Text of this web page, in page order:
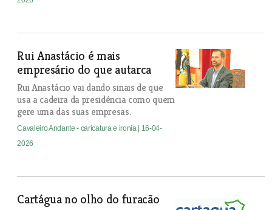
Rui Anastácio é mais
empresário do que autarca
Rui Anastácio vai dando sinais de que
usa a cadeira da presidência como quem
gere uma das suas empresas.
Cavaleiro Andante - caricatura e ironia
| 16-04-
2026
Cartágua no olho do furacão